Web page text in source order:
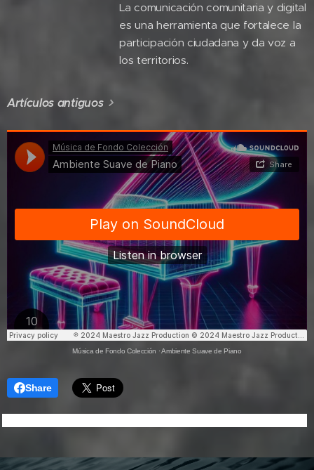
La comunicación comunitaria y digital
es una herramienta que fortalece la
participación ciudadana y da voz a
los territorios.
Artículos antiguos
Música de Fondo Colección ·Ambiente Suave de Piano
Share